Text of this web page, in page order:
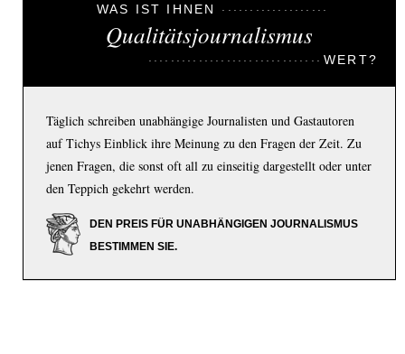
WAS IST IHNEN
Qualitätsjournalismus
WERT?
Täglich schreiben unabhängige Journalisten und Gastautoren
auf Tichys Einblick ihre Meinung zu den Fragen der Zeit. Zu
jenen Fragen, die sonst oft all zu einseitig dargestellt oder unter
den Teppich gekehrt werden.
DEN PREIS FÜR UNABHÄNGIGEN JOURNALISMUS
BESTIMMEN SIE.